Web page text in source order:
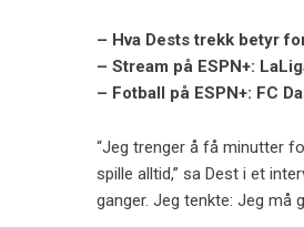
– Hva Dests trekk betyr
– Stream på ESPN+:
– Fotball på ESPN+: FC
“Jeg trenger å få minutter
spille alltid,” sa Dest i et
ganger. Jeg tenkte: Jeg må